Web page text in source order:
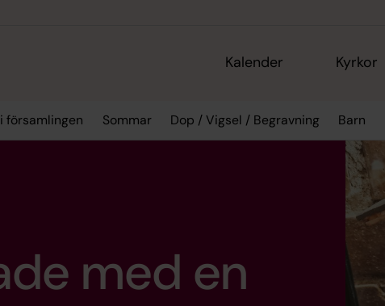
Kalender Kyrkor
församlingen Sommar Dop / Vigsel / Begravning Barn
med en